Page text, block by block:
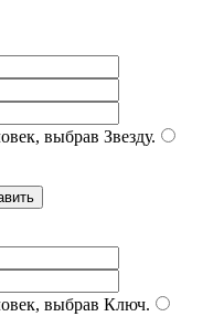
выбрав Звезду.
выбрав Ключ.